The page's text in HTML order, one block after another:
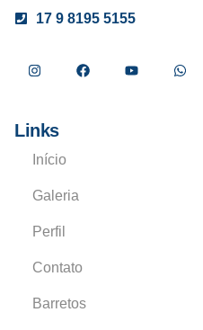
17 9 8195 5155
Links
Início
Galeria
Perfil
Contato
Barretos